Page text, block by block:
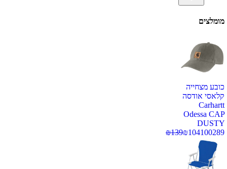
מומלצים
כובע מצחייה
קלאסי אודסה
Carhartt
Odessa CAP
DUSTY
100289
₪104
₪139